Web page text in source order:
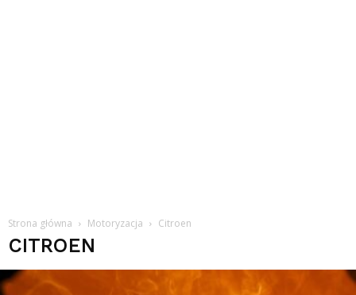
Strona główna Motoryzacja Citroen
CITROEN